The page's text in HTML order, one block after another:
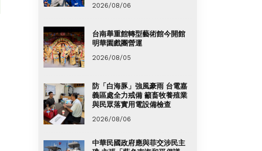
2026/08/06
台南舉重館轉型藝術館今開館
明華園戲團營運
2026/08/05
防「白海豚」強風豪雨 台電嘉
義區處全力戒備 籲畜牧養殖業
與民眾落實用電設備檢查
2026/08/06
中華民國政府應與菲交涉民主